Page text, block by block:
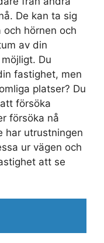
De kan ta sig
och hörnen och
av din
Du
fastighet, men
platser? Du
försöka
försöka nå
har utrustningen
ur vägen och
att se